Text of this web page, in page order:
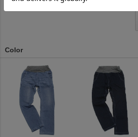
Color